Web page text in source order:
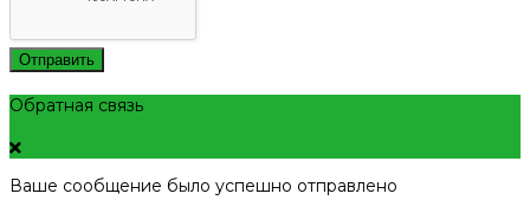
Отправить
Обратная связь
Ваше сообщение было успешно отправлено